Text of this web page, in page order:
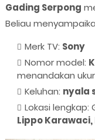
Gading Serpong
Beliau
Merk TV: Sony
Nomor model:
menandakan
Keluhan: nyala
Lokasi lengkap:
Lippo Karawaci,